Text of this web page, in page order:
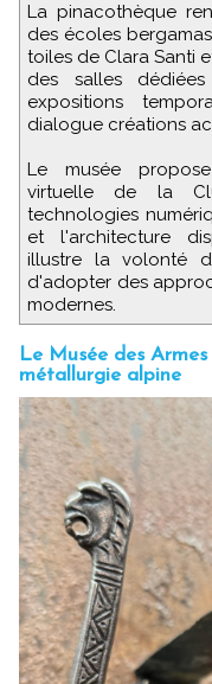
La pinacothèque
des écoles
toiles de Clara Santi
des salles
expositions
dialogue créations
Le musée
virtuelle de la
technologies
et l'architecture
illustre la volonté
d'adopter des
modernes.
Le Musée des
métallurgie alpine